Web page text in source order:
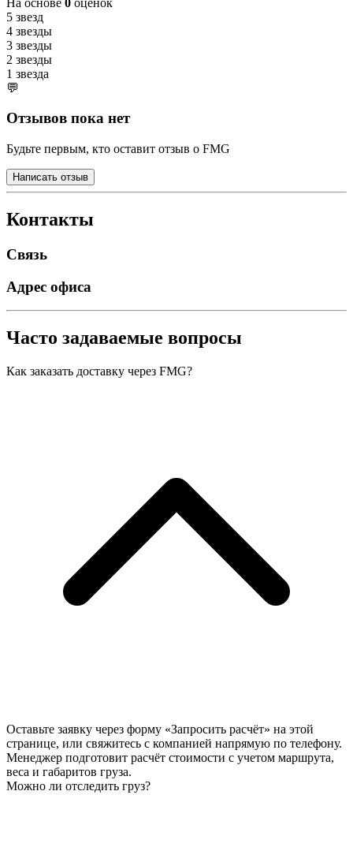
5 звезд
4 звезды
3 звезды
2 звезды
1 звезда
💬
Отзывов пока нет
Будьте первым, кто оставит отзыв о FMG
Написать отзыв
Контакты
Связь
Адрес офиса
Часто задаваемые вопросы
Как заказать доставку через FMG?
Оставьте заявку через форму «Запросить расчёт» на этой
странице, или свяжитесь с компанией напрямую по телефону.
Менеджер подготовит расчёт стоимости с учетом маршрута,
веса и габаритов груза.
Можно ли отследить груз?